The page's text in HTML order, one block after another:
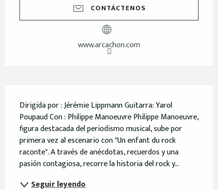
CONTÁCTENOS
www.arcachon.com
Dirigida por : Jérémie Lippmann Guitarra: Yarol
Poupaud Con : Philippe Manoeuvre Philippe Manoeuvre,
figura destacada del periodismo musical, sube por
primera vez al escenario con "Un enfant du rock
raconte". A través de anécdotas, recuerdos y una
pasión contagiosa, recorre la historia del rock y...
Seguir leyendo